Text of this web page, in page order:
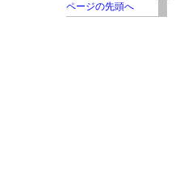
ページの先頭へ